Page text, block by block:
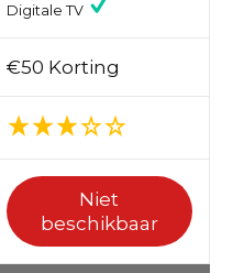
Digitale TV
€50 Korting
Niet
beschikbaar